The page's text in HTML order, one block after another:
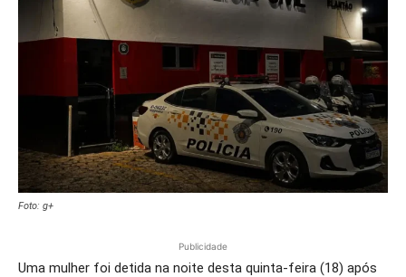
Foto: g+
Publicidade
Uma mulher foi detida na noite desta quinta-feira (18) após